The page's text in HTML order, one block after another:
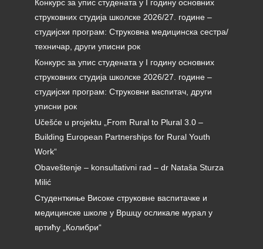
Конкурс за упис студената у I годину основних
струковних студија школске 2026/27. године –
студијски програм: Струковна медицинска сестра/
техничар, други уписни рок
Конкурс за упис студената у I годину основних
струковних студија школске 2026/27. године –
студијски програм: Струковни васпитач, други
уписни рок
Učešće u projektu „From Rural to Plural 3.0 –
Building European Partnerships for Rural Youth
Work“
Obaveštenje – konsultativni rad – dr Nataša Sturza
Milić
Студенткиње Високе струковне васпитачке и
медицинске школе у Вршцу осликале мурал у
вртићу „Колибри“